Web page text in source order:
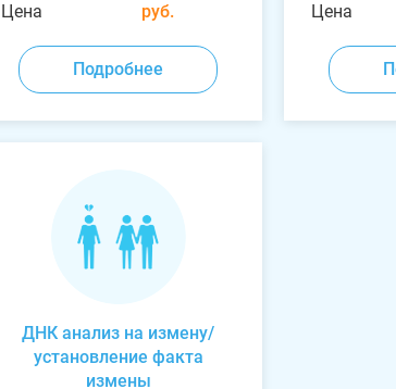
Цена
руб.
Подробнее
Цена
ДНК анализ на измену/
установление факта
измены